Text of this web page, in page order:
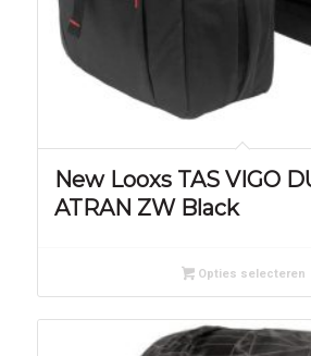
New Looxs TAS VIGO
ATRAN ZW Black
Opties selecteren